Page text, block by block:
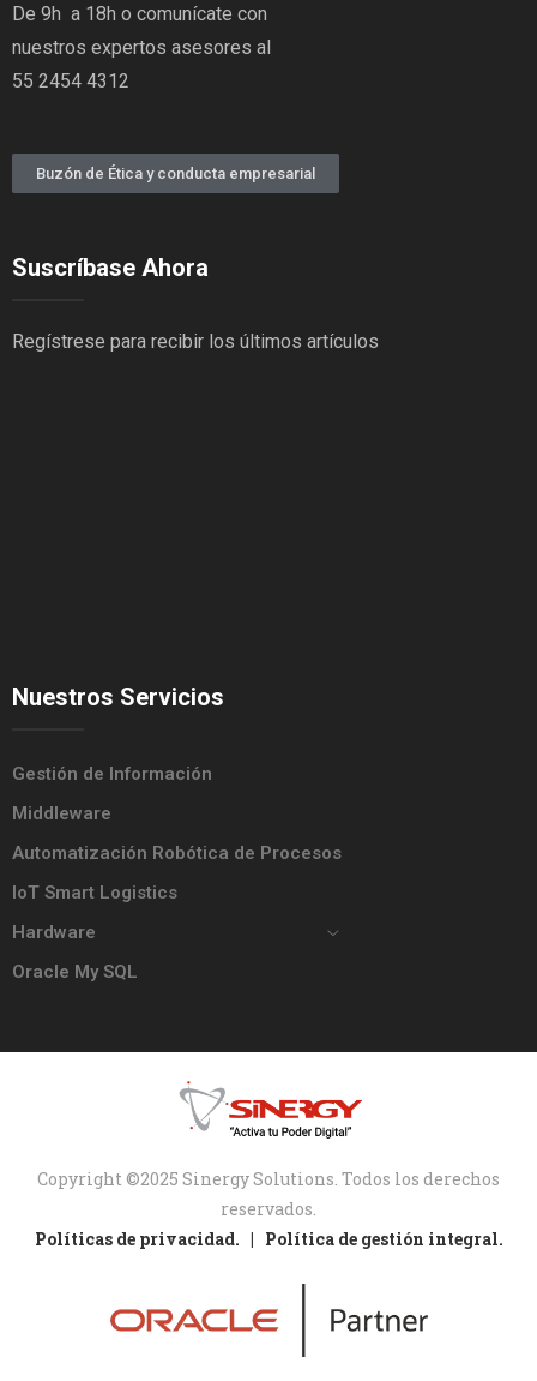
De 9h a 18h o comunícate con
nuestros expertos asesores al
55 2454 4312
Buzón de Ética y conducta empresarial
Suscríbase Ahora
Regístrese para recibir los últimos artículos
Nuestros Servicios
Gestión de Información
Middleware
Automatización Robótica de Procesos
IoT Smart Logistics
Hardware
Oracle My SQL
Copyright ©2025 Sinergy Solutions. Todos los derechos
reservados.
Políticas de privacidad. | Política de gestión integral.